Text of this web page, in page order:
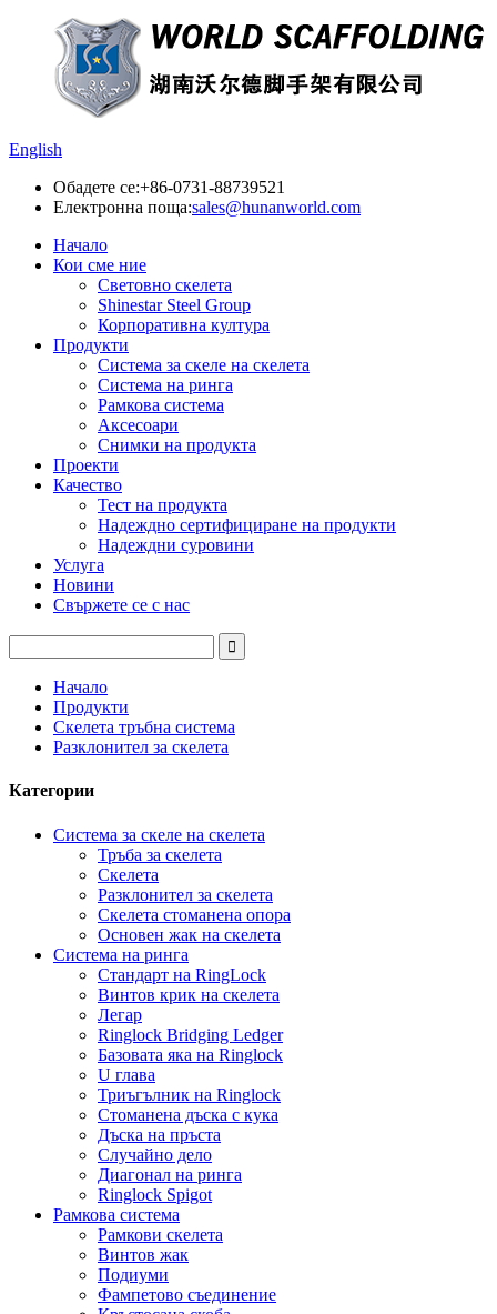
English
Обадете се:+86-0731-88739521
Електронна поща:sales@hunanworld.com
Начало
Кои сме ние
Световно скелета
Shinestar Steel Group
Корпоративна култура
Продукти
Система за скеле на скелета
Система на ринга
Рамкова система
Аксесоари
Снимки на продукта
Проекти
Качество
Тест на продукта
Надеждно сертифициране на продукти
Надеждни суровини
Услуга
Новини
Свържете се с нас
Начало
Продукти
Скелета тръбна система
Разклонител за скелета
Категории
Система за скеле на скелета
Тръба за скелета
Скелета
Разклонител за скелета
Скелета стоманена опора
Основен жак на скелета
Система на ринга
Стандарт на RingLock
Винтов крик на скелета
Легар
Ringlock Bridging Ledger
Базовата яка на Ringlock
U глава
Триъгълник на Ringlock
Стоманена дъска с кука
Дъска на пръста
Случайно дело
Диагонал на ринга
Ringlock Spigot
Рамкова система
Рамкови скелета
Винтов жак
Подиуми
Фампетово съединение